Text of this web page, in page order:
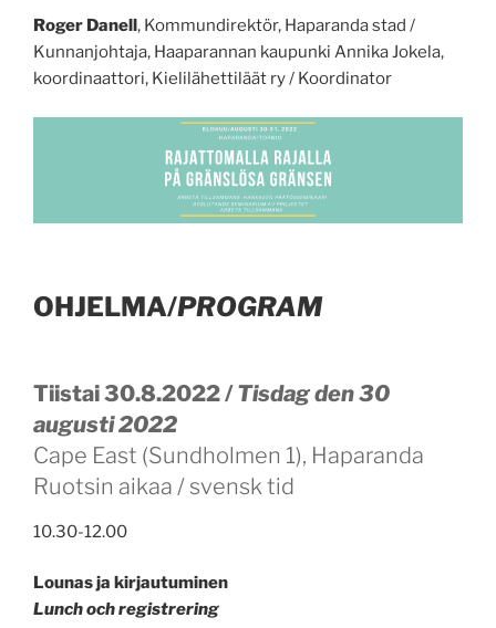
Roger Danell, Kommundirektör, Haparanda stad /
Kunnanjohtaja, Haaparannan kaupunki Annika Jokela,
koordinaattori, Kielilähettiläät ry / Koordinator
OHJELMA/PROGRAM
Tiistai 30.8.2022 /Tisdag den 30
augusti 2022
Cape East (Sundholmen 1), Haparanda
Ruotsin aikaa / svensk tid
10.30-12.00
Lounas ja kirjautuminen
Lunch och registrering